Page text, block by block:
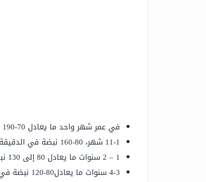
في عمر شهر واحد ما يعادل 70-190 نبضة في الدقيقة.
11-1 شهر، 80-160 نبضة في الدقيقة.
1 – 2 سنوات ما يعادل 80 إلى 130 نبضة قلب.
4-3 سنوات ما يعادل80-120 نبضة في الدقيقة.